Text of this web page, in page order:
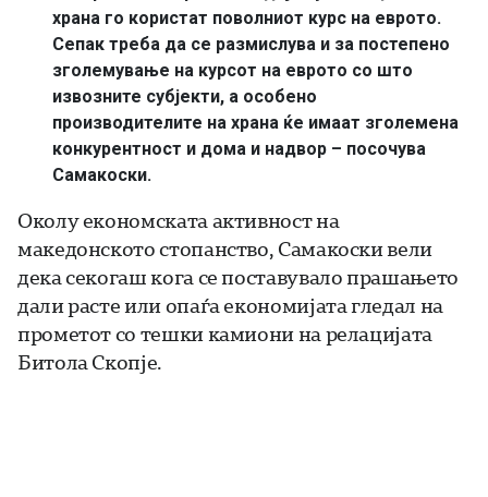
храна го користат поволниот курс на еврото.
Сепак треба да се размислува и за постепено
зголемување на курсот на еврото со што
извозните субјекти, а особено
производителите на храна ќе имаат зголемена
конкурентност и дома и надвор – посочува
Самакоски.
Околу економската активност на
македонското стопанство, Самакоски вели
дека секогаш кога се поставувало прашањето
дали расте или опаѓа економијата гледал на
прометот со тешки камиони на релацијата
Битола Скопје.